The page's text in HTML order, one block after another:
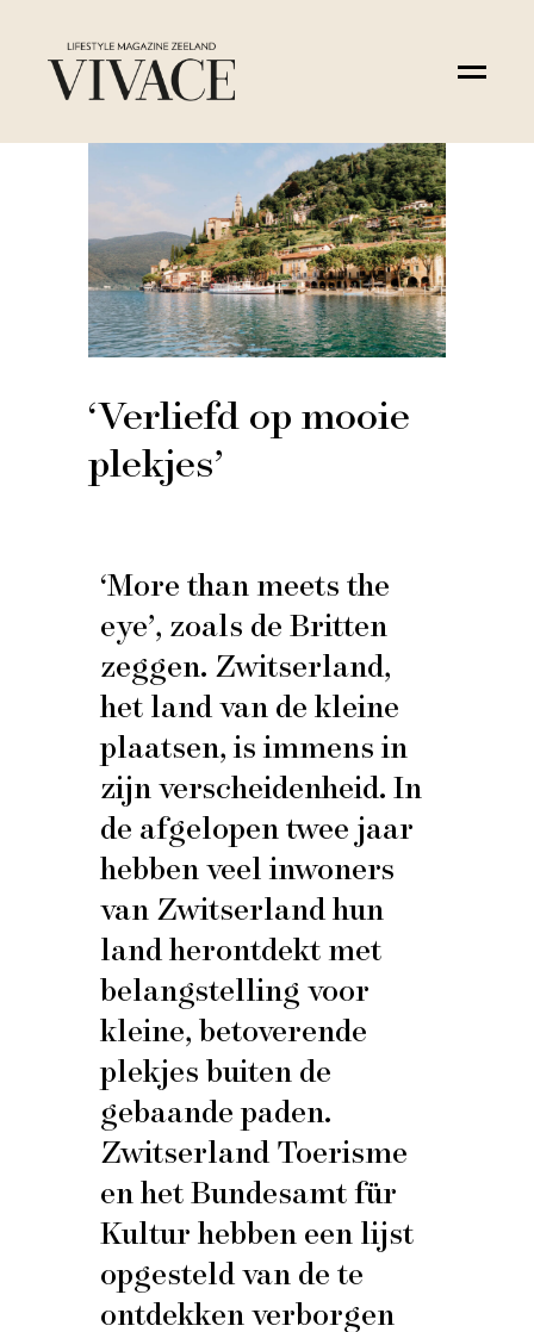
‘Verliefd op mooie
plekjes’
‘More than meets the
eye’, zoals de Britten
zeggen. Zwitserland,
het land van de kleine
plaatsen, is immens in
zijn verscheidenheid. In
de afgelopen twee jaar
hebben veel inwoners
van Zwitserland hun
land herontdekt met
belangstelling voor
kleine, betoverende
plekjes buiten de
gebaande paden.
Zwitserland Toerisme
en het Bundesamt für
Kultur hebben een lijst
opgesteld van de te
ontdekken verborgen